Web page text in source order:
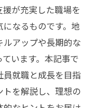
が充実した職場を
なるものです。地
アップや長期的な
います。本記事で
就職と成長を目指
を解説し、理想の